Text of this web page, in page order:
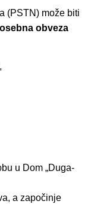
(PSTN) može biti
obveza
u Dom „Duga-
a započinje